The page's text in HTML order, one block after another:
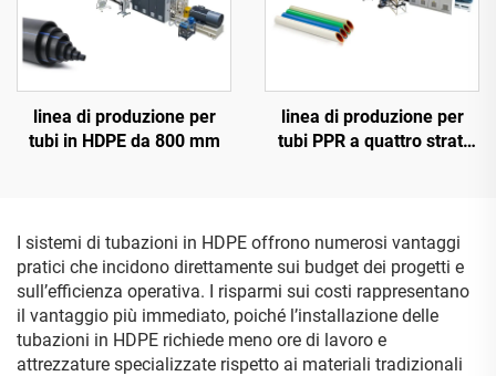
linea di produzione per
tubi in HDPE da 800 mm
linea di produzione per
tubi PPR a quattro strati
I sistemi di tubazioni in HDPE offrono numerosi vantaggi
pratici che incidono direttamente sui budget dei progetti e
sull’efficienza operativa. I risparmi sui costi rappresentano
il vantaggio più immediato, poiché l’installazione delle
tubazioni in HDPE richiede meno ore di lavoro e
attrezzature specializzate rispetto ai materiali tradizionali